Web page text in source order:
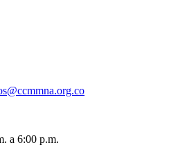
a 6:00 p.m.